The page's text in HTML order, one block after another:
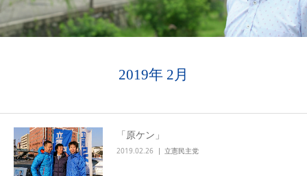
2019年 2月
「原ケン」
2019.02.26 立憲民主党
活動報告